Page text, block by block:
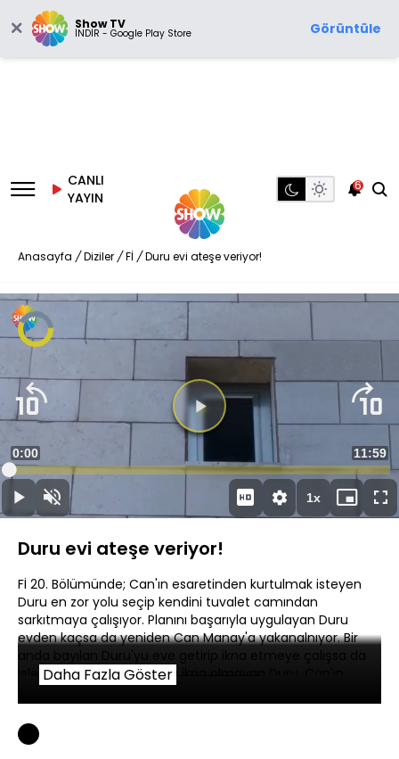
Show TV
İNDİR - Google Play Store Görüntüle
CANLI
YAYIN
6
Anasayfa / Diziler / Fİ / Duru evi ateşe veriyor!
Sesi
Aç
Yüklendi:
1.38%
Oynatma
Hızı
Duru evi ateşe veriyor!
Fİ 20. Bölümünde; Can'ın esaretinden kurtulmak isteyen
Duru en zor yolu seçip kendini tuvalet camından
sarkıtmaya çalışıyor. Planını başarıyla uygulayan Duru
evden kaçsa da yeniden Can Manay'a yakanalnıyor. Bir
anda bayılan Duru'yu eve getirip ikna etmeye çalışsa da
işler çığrından çıkıyor. Asla ikna olmayan Duru, Can'ın
çalışıyor. Kaçamayacağını anlayan Duru ise evi ateşe
veriyor.
Daha Fazla Göster